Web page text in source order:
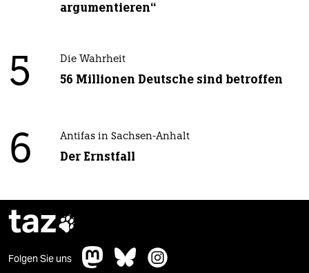
argumentieren“
5 Die Wahrheit
56 Millionen Deutsche sind betroffen
6 Antifas in Sachsen-Anhalt
Der Ernstfall
taz
Folgen Sie uns